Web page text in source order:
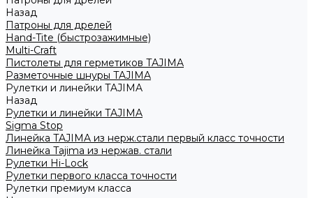
Назад
Патроны для дрелей
Hand-Tite (быстрозажимные)
Multi-Craft
Пистолеты для герметиков TAJIMA
Разметочные шнуры TAJIMA
Рулетки и линейки TAJIMA
Назад
Рулетки и линейки TAJIMA
Sigma Stop
Линейка TAJIMA из нерж.стали первый класс точности
Линейка Tajima из нержав. стали
Рулетки Hi-Lock
Рулетки первого класса точности
Рулетки премиум класса